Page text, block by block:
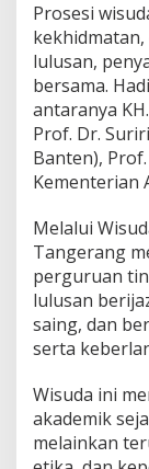
Prosesi
lulusan,
bersama.
antaranya
Prof. Dr.
Banten),
Kementerian
Melalui
Tangerang
perguruan
lulusan
saing, dan
serta
Wisuda ini
akademik
melainkan